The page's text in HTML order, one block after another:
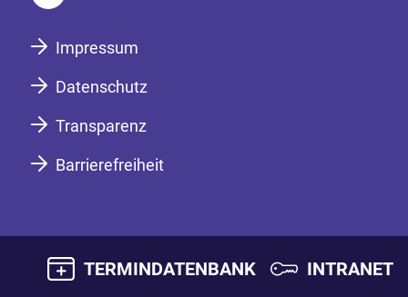
Impressum
Datenschutz
Transparenz
Barrierefreiheit
TERMINDATENBANK INTRANET